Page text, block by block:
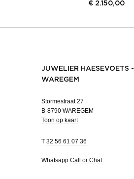
€ 2.150,00
JUWELIER HAESEVOETS -
WAREGEM
Stormestraat 27
B-8790 WAREGEM
Toon op kaart
T 32 56 61 07 36
Whatsapp Call or Chat